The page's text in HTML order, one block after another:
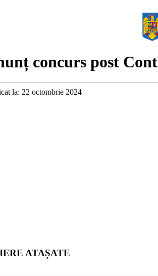
concurs post
la: 22 octombrie 2024
ATAȘATE